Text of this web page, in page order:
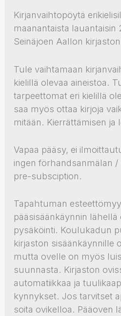
Kirjanvaihtopöytä
maanantaista lauantaisin
Seinäjoen Aallon
Tule vaihtamaan
kielillä olevaa aineistoa.
tarpeettomat eri kielillä
saa myös ottaa kirjoja
mitään. Kierrättämisen ja
Vapaa pääsy, ei
ingen förhandsanmälan /
pre-subsciption.
Tapahtuman
pääsisäänkäynnin lähellä
pysäköinti. Koulukadun
kirjaston sisäänkäynnille
mutta ovelle on myös
suunnasta. Kirjaston
automatiikkaa ja
kynnykset. Jos tarvitset
soita ovikelloa. Pääoven